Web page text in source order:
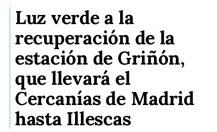
Luz verde a la
recuperación de la
estación de Griñón,
que llevará el
Cercanías de Madrid
hasta Illescas